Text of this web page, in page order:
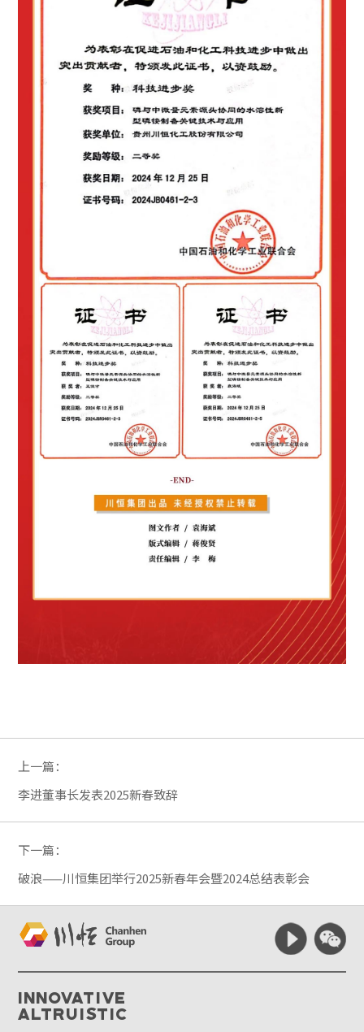
上一篇：
李进董事长发表2025新春致辞
下一篇：
破浪——川恒集团举行2025新春年会暨2024总结表彰会
Innovative
Altruistic